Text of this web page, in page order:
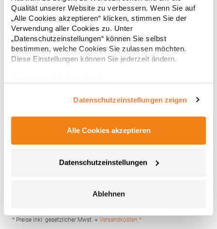
Qualität unserer Website zu verbessern. Wenn Sie auf
„Alle Cookies akzeptieren“ klicken, stimmen Sie der
Verwendung aller Cookies zu. Unter
„Datenschutzeinstellungen“ können Sie selbst
bestimmen, welche Cookies Sie zulassen möchten.
Diese Einstellungen können Sie jederzeit ändern.
Datenschutzeinstellungen zeigen
Alle Cookies akzeptieren
Datenschutzeinstellungen
Ablehnen
* Preise inkl. gesetzlicher Mwst. +Versandkosten *
E3088 Promodoro Unisex Mütze
Nr.: 3088Hersteller: Promodoro Fashion GmbH Am Gatherhof 57
* Preise inkl. gesetzlicher Mwst. + Versandkosten *